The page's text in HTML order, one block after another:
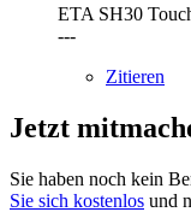
ETA SH30
---
Zitieren
Jetzt
Sie haben noch kein
Sie sich kostenlos und